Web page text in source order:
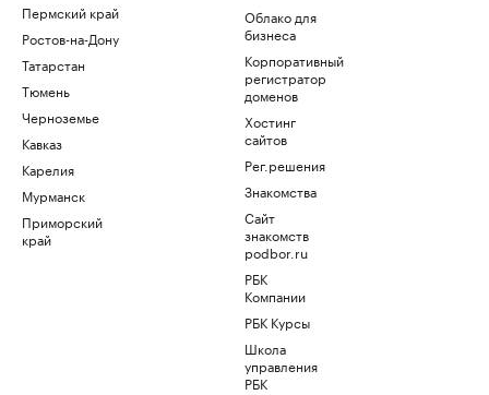
Пермский край
Ростов-на-Дону
Татарстан
Тюмень
Черноземье
Кавказ
Карелия
Мурманск
Приморский
край
Облако для
бизнеса
Корпоративный
регистратор
доменов
Хостинг
сайтов
Рег.решения
Знакомства
Сайт
знакомств
podbor.ru
РБК
Компании
РБК Курсы
Школа
управления
РБК